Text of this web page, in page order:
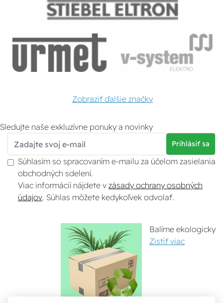
Zobraziť ďalšie značky
Sledujte naše exkluzívne ponuky a novinky
Prihlásiť sa
Súhlasím so spracovaním e-mailu za účelom zasielania
obchodných sdelení.
Viac informácií nájdete v zásady ochrany osobných
údajov . Súhlas môžete kedykoľvek odvolať.
Balíme ekologicky
Zistiť viac